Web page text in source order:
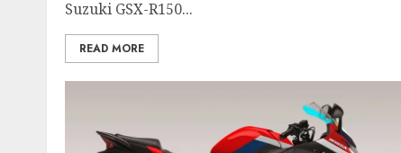
Suzuki GSX-R150...
READ MORE